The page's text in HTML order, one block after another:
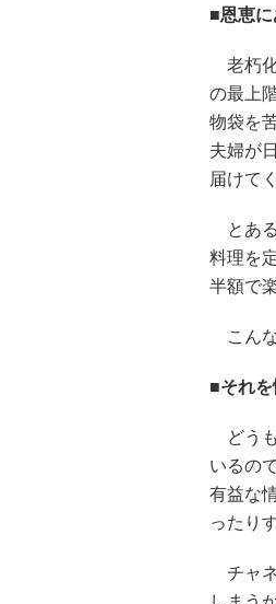
■恩恵
老朽化
の最上
物袋を
夫婦が
届けて
とある
料理を
半額で
こんな
■それを
どうも
いるの
有益な
ったり
チャネ